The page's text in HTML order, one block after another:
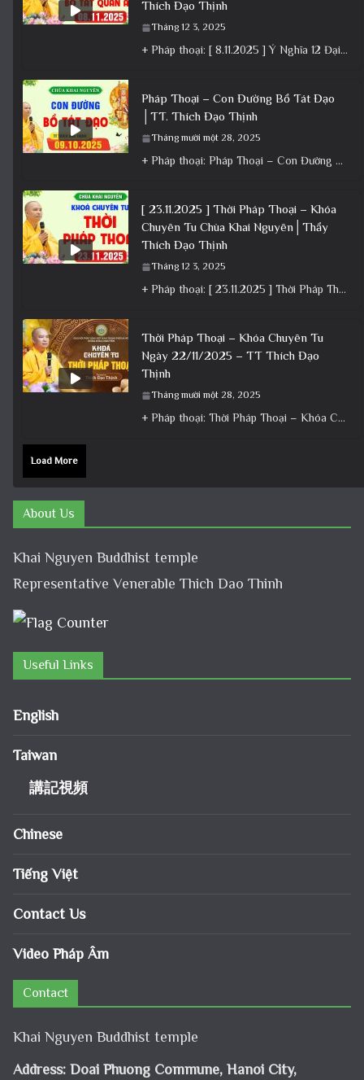
Thích Đạo Thịnh
Tháng 12 3, 2025
+ Pháp thoại: [ 8.11.2025 ] Ý Nghĩa 12 Đại Nguyện Của Bồ Tát Quán Âm – Vía 19/9 Â.L│Thầy
Pháp Thoại – Con Đường Bồ Tát Đạo
│TT. Thích Đạo Thịnh
Tháng mười một 28, 2025
+ Pháp thoại: Pháp Thoại – Con Đường Bồ Tát Đạo │TT. Thích Đạo Thịnh + Album: Pháp Thoại +
[ 23.11.2025 ] Thời Pháp Thoại – Khóa
Chuyên Tu Chùa Khai Nguyên│Thầy
Thích Đạo Thịnh
Tháng 12 3, 2025
+ Pháp thoại: [ 23.11.2025 ] Thời Pháp Thoại – Khóa Chuyên Tu Chùa Khai Nguyên│Thầy Thích Đạo Thịnh +
Thời Pháp Thoại – Khóa Chuyên Tu
Ngày 22/11/2025 – TT Thích Đạo
Thịnh
Tháng mười một 28, 2025
+ Pháp thoại: Thời Pháp Thoại – Khóa Chuyên Tu Ngày 22/11/2025 – TT Thích Đạo Thịnh + Album: Pháp
Load More
About Us
Khai Nguyen Buddhist temple
Representative Venerable Thich Dao Thinh
Useful Links
English
Taiwan
講記視頻
Chinese
Tiếng Việt
Contact Us
Video Pháp Âm
Contact
Khai Nguyen Buddhist temple
Address: Doai Phuong Commune, Hanoi City,